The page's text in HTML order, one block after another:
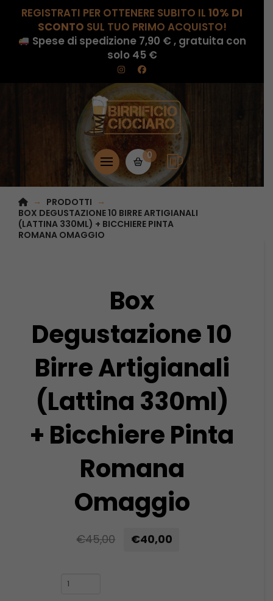
REGISTRATI PER OTTENERE SUBITO IL 10% DI
SCONTO SUL TUO PRIMO ACQUISTO!
Spese di spedizione 7,90 € , gratuita con
solo 45 €
0
HOME
→ PRODOTTI →
BOX DEGUSTAZIONE 10 BIRRE ARTIGIANALI
(LATTINA 330ML) + BICCHIERE PINTA
ROMANA OMAGGIO
Box
Degustazione 10
Birre Artigianali
(Lattina 330ml)
+ Bicchiere Pinta
Romana
Omaggio
€45,00 €40,00
Box